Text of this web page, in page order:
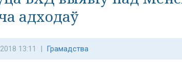
адходаў
13:11 | Грамадства